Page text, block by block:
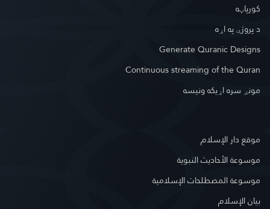
کور‌پاڼه
د پروژې په اړه
Generate Quranic Designs
Continuous streaming of the Quran
مونږ سره اړیکه ونیسه
موقع دار الإسلام
موسوعة الأحاديث النبوية
موسوعة المصطلحات الإسلامية
بيان الإسلام